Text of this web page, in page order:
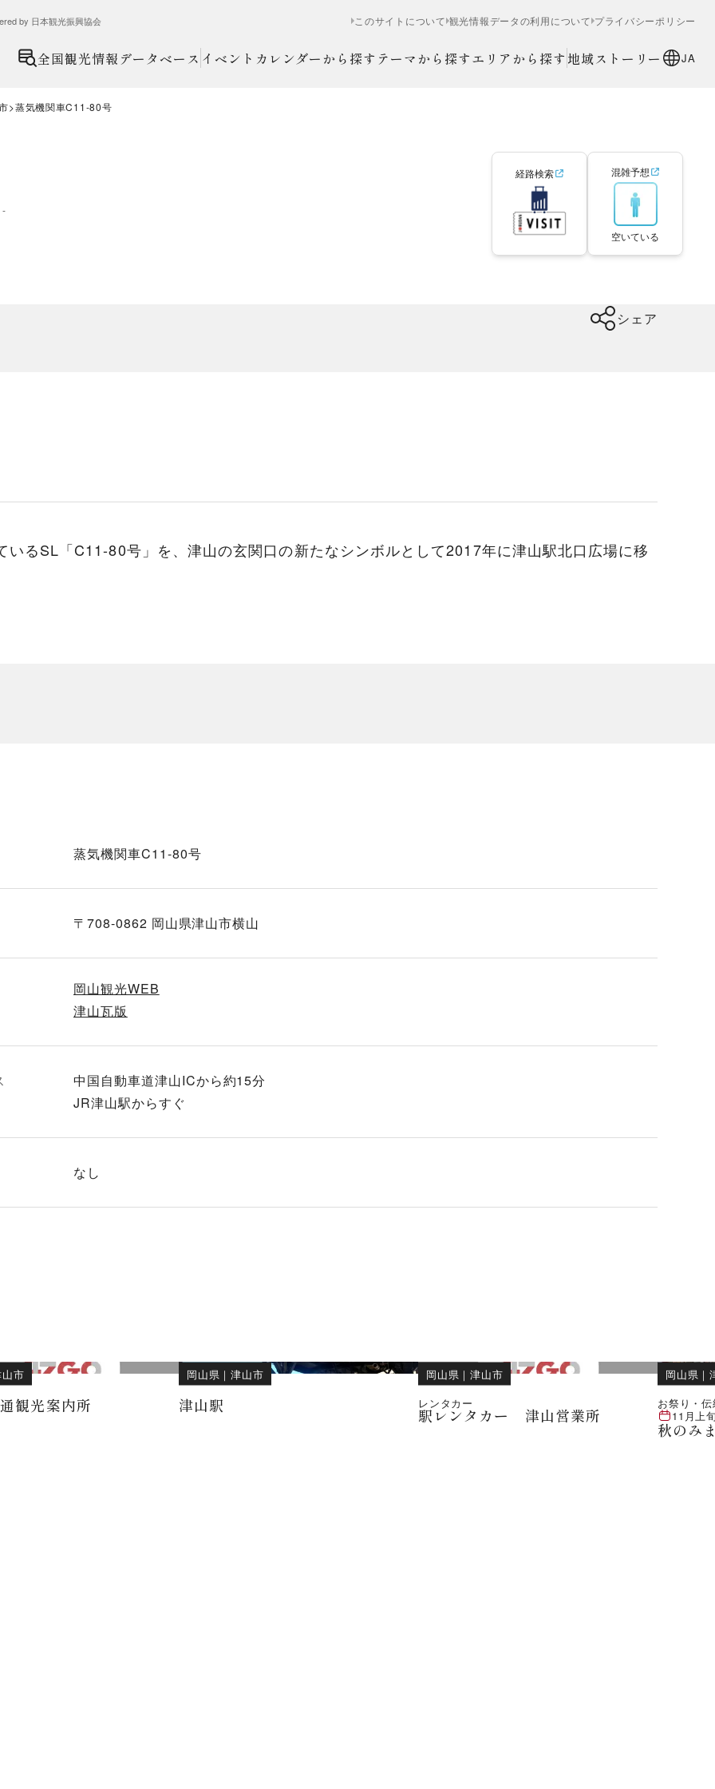
by 日本観光振興協会 このサイトについて 観光情報データの利用について プライバシーポリシー
全国観光情報データベース イベントカレンダーから探す テーマから探すエリアから探す 地域ストーリー JA
蒸気機関車C11-80号
-
経路検索 混雑予想
空いている
シェア
るSL「C11-80号」を、津山の玄関口の新たなシンボルとして2017年に津山駅北口広場に移
蒸気機関車C11-80号
〒708-0862 岡山県津山市横山
岡山観光WEB
津山瓦版
中国自動車道津山ICから約15分
JR津山駅からすぐ
なし
市
観光案内所
岡山県 ｜津山市
津山駅
岡山県 ｜津山市
レンタカー
駅レンタカー 津山営業所
岡山県 ｜
お祭り・
11月上
秋のみ